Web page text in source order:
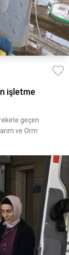
işletme
geçen
ve Orm